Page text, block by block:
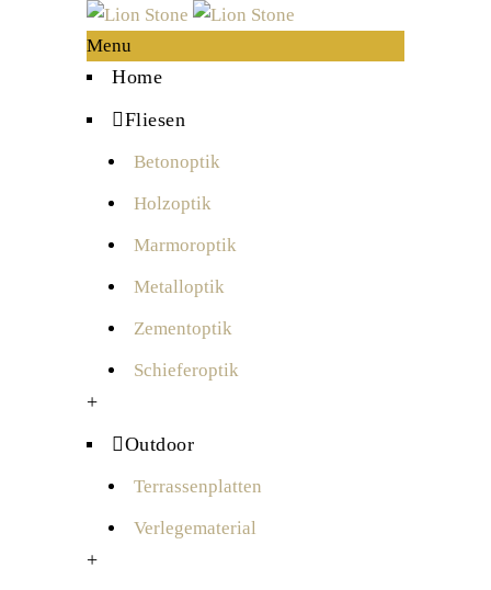
Menu
Home
Fliesen
Betonoptik
Holzoptik
Marmoroptik
Metalloptik
Zementoptik
Schieferoptik
+
Outdoor
Terrassenplatten
Verlegematerial
+